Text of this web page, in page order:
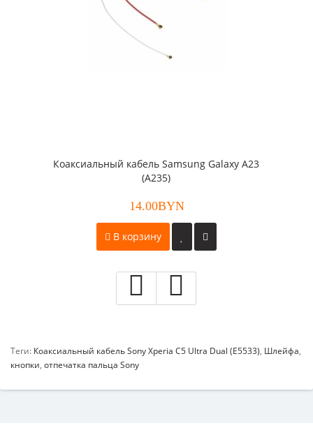
Коаксиальный кабель Samsung Galaxy A23
(A235)
14.00BYN
В корзину
Теги: Коаксиальный кабель Sony Xperia C5 Ultra Dual (E5533), Шлейфа,
кнопки, отпечатка пальца Sony